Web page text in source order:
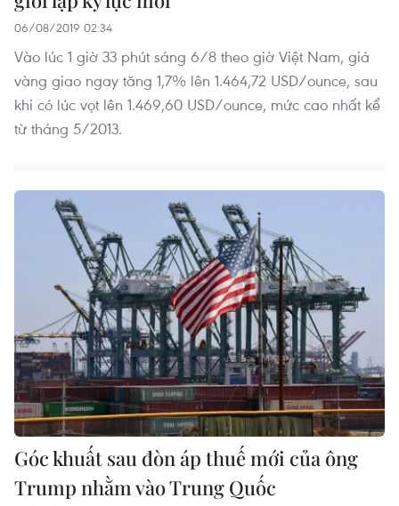
06/08/2019 02:34
Vào lúc 1 giờ 33 phút sáng 6/8 theo giờ Việt Nam, giá
vàng giao ngay tăng 1,7% lên 1.464,72 USD/ounce, sau
khi có lúc vọt lên 1.469,60 USD/ounce, mức cao nhất kể
từ tháng 5/2013.
Góc khuất sau đòn áp thuế mới của ông
Trump nhằm vào Trung Quốc